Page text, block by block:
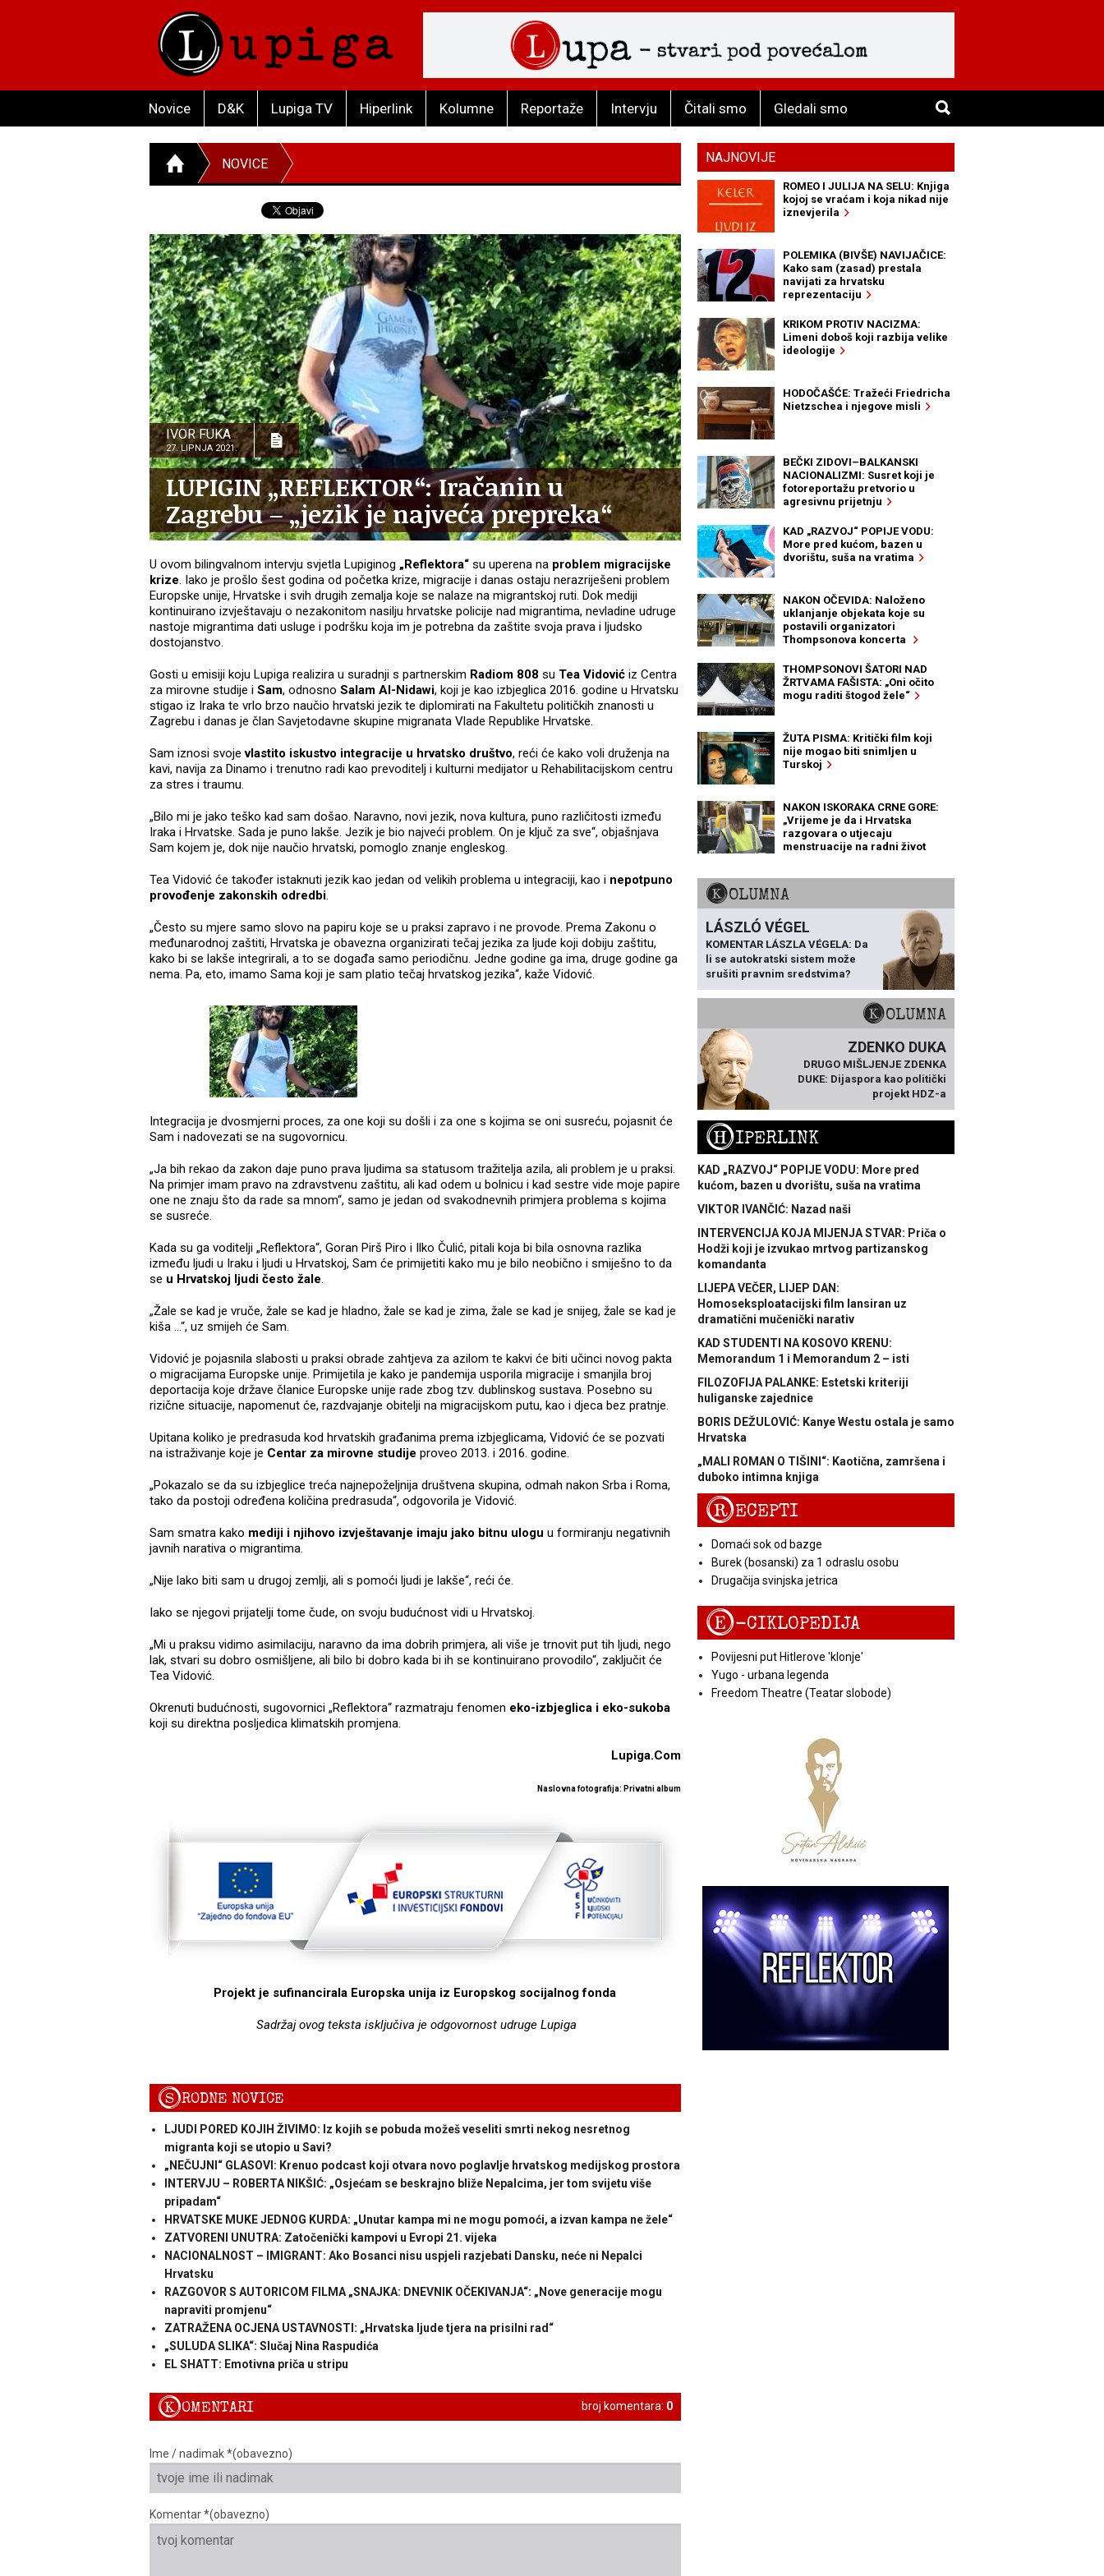
Novice D&K Lupiga TV Hiperlink Kolumne Reportaže Intervju Čitali smo Gledali smo
NOVICE
IVOR FUKA
27. LIPNJA 2021.
LUPIGIN „REFLEKTOR“: Iračanin u
Zagrebu – „jezik je najveća prepreka“
U ovom bilingvalnom intervju svjetla Lupiginog „Reflektora“ su uperena na problem migracijske
krize. Iako je prošlo šest godina od početka krize, migracije i danas ostaju nerazriješeni problem
Europske unije, Hrvatske i svih drugih zemalja koje se nalaze na migrantskoj ruti. Dok mediji
kontinuirano izvještavaju o nezakonitom nasilju hrvatske policije nad migrantima, nevladine udruge
nastoje migrantima dati usluge i podršku koja im je potrebna da zaštite svoja prava i ljudsko
dostojanstvo.
Gosti u emisiji koju Lupiga realizira u suradnji s partnerskim Radiom 808 su Tea Vidović iz Centra
za mirovne studije i Sam, odnosno Salam Al-Nidawi, koji je kao izbjeglica 2016. godine u Hrvatsku
stigao iz Iraka te vrlo brzo naučio hrvatski jezik te diplomirati na Fakultetu političkih znanosti u
Zagrebu i danas je član Savjetodavne skupine migranata Vlade Republike Hrvatske.
Sam iznosi svojevlastito iskustvo integracije u hrvatsko društvo, reći će kako voli druženja na
kavi, navija za Dinamo i trenutno radi kao prevoditelj i kulturni medijator u Rehabilitacijskom centru
za stres i traumu.
„Bilo mi je jako teško kad sam došao. Naravno, novi jezik, nova kultura, puno različitosti između
Iraka i Hrvatske. Sada je puno lakše. Jezik je bio najveći problem. On je ključ za sve“, objašnjava
Sam kojem je, dok nije naučio hrvatski, pomoglo znanje engleskog.
Tea Vidović će također istaknuti jezik kao jedan od velikih problema u integraciji, kao i nepotpuno
provođenje zakonskih odredbi.
„Često su mjere samo slovo na papiru koje se u praksi zapravo i ne provode. Prema Zakonu o
međunarodnoj zaštiti, Hrvatska je obavezna organizirati tečaj jezika za ljude koji dobiju zaštitu,
kako bi se lakše integrirali, a to se događa samo periodičnu. Jedne godine ga ima, druge godine ga
nema. Pa, eto, imamo Sama koji je sam platio tečaj hrvatskog jezika“, kaže Vidović.
Integracija je dvosmjerni proces, za one koji su došli i za one s kojima se oni susreću, pojasnit će
Sam i nadovezati se na sugovornicu.
„Ja bih rekao da zakon daje puno prava ljudima sa statusom tražitelja azila, ali problem je u praksi.
Na primjer imam pravo na zdravstvenu zaštitu, ali kad odem u bolnicu i kad sestre vide moje papire
one ne znaju što da rade sa mnom“, samo je jedan od svakodnevnih primjera problema s kojima
se susreće.
Kada su ga voditelji „Reflektora“, Goran Pirš Piro i Ilko Čulić, pitali koja bi bila osnovna razlika
između ljudi u Iraku i ljudi u Hrvatskoj, Sam će primijetiti kako mu je bilo neobično i smiješno to da
se u Hrvatskoj ljudi često žale.
„Žale se kad je vruče, žale se kad je hladno, žale se kad je zima, žale se kad je snijeg, žale se kad je
kiša …“, uz smijeh će Sam.
Vidović je pojasnila slabosti u praksi obrade zahtjeva za azilom te kakvi će biti učinci novog pakta
o migracijama Europske unije. Primijetila je kako je pandemija usporila migracije i smanjila broj
deportacija koje države članice Europske unije rade zbog tzv. dublinskog sustava. Posebno su
rizične situacije, napomenut će, razdvajanje obitelji na migracijskom putu, kao i djeca bez pratnje.
Upitana koliko je predrasuda kod hrvatskih građanima prema izbjeglicama, Vidović će se pozvati
na istraživanje koje je Centar za mirovne studije proveo 2013. i 2016. godine.
„Pokazalo se da su izbjeglice treća najnepoželjnija društvena skupina, odmah nakon Srba i Roma,
tako da postoji određena količina predrasuda“, odgovorila je Vidović.
Sam smatra kako mediji i njihovo izvještavanje imaju jako bitnu ulogu u formiranju negativnih
javnih narativa o migrantima.
„Nije lako biti sam u drugoj zemlji, ali s pomoći ljudi je lakše“, reći će.
Iako se njegovi prijatelji tome čude, on svoju budućnost vidi u Hrvatskoj.
„Mi u praksu vidimo asimilaciju, naravno da ima dobrih primjera, ali više je trnovit put tih ljudi, nego
lak, stvari su dobro osmišljene, ali bilo bi dobro kada bi ih se kontinuirano provodilo“, zaključit će
Tea Vidović.
Okrenuti budućnosti, sugovornici „Reflektora“ razmatraju fenomen eko-izbjeglica i eko-sukoba
koji su direktna posljedica klimatskih promjena.
Lupiga.Com
Naslovna fotografija: Privatni album
Projekt je sufinancirala Europska unija iz Europskog socijalnog fonda
Sadržaj ovog teksta isključiva je odgovornost udruge Lupiga
SRODNE NOVICE
LJUDI PORED KOJIH ŽIVIMO: Iz kojih se pobuda možeš veseliti smrti nekog nesretnog
migranta koji se utopio u Savi?
„NEČUJNI“ GLASOVI: Krenuo podcast koji otvara novo poglavlje hrvatskog medijskog prostora
INTERVJU – ROBERTA NIKŠIĆ: „Osjećam se beskrajno bliže Nepalcima, jer tom svijetu više
pripadam“
HRVATSKE MUKE JEDNOG KURDA: „Unutar kampa mi ne mogu pomoći, a izvan kampa ne žele“
ZATVORENI UNUTRA: Zatočenički kampovi u Evropi 21. vijeka
NACIONALNOST – IMIGRANT: Ako Bosanci nisu uspjeli razjebati Dansku, neće ni Nepalci
Hrvatsku
RAZGOVOR S AUTORICOM FILMA „SNAJKA: DNEVNIK OČEKIVANJA“: „Nove generacije mogu
napraviti promjenu“
ZATRAŽENA OCJENA USTAVNOSTI: „Hrvatska ljude tjera na prisilni rad“
„SULUDA SLIKA“: Slučaj Nina Raspudića
EL SHATT: Emotivna priča u stripu
broj komentara: 0
KOMENTARI
Ime / nadimak *(obavezno)
Komentar *(obavezno)
NAJNOVIJE
ROMEO I JULIJA NA SELU: Knjiga
kojoj se vraćam i koja nikad nije
iznevjerila
POLEMIKA (BIVŠE) NAVIJAČICE:
Kako sam (zasad) prestala
navijati za hrvatsku
reprezentaciju
KRIKOM PROTIV NACIZMA:
Limeni doboš koji razbija velike
ideologije
HODOČAŠĆE: Tražeći Friedricha
Nietzschea i njegove misli
BEČKI ZIDOVI–BALKANSKI
NACIONALIZMI: Susret koji je
fotoreportažu pretvorio u
agresivnu prijetnju
KAD „RAZVOJ“ POPIJE VODU:
More pred kućom, bazen u
dvorištu, suša na vratima
NAKON OČEVIDA: Naloženo
uklanjanje objekata koje su
postavili organizatori
Thompsonova koncerta
THOMPSONOVI ŠATORI NAD
ŽRTVAMA FAŠISTA: „Oni očito
mogu raditi štogod žele“
ŽUTA PISMA: Kritički film koji
nije mogao biti snimljen u
Turskoj
NAKON ISKORAKA CRNE GORE:
„Vrijeme je da i Hrvatska
razgovara o utjecaju
menstruacije na radni život
KOLUMNA
LÁSZLÓ VÉGEL
KOMENTAR LÁSZLA VÉGELA: Da
li se autokratski sistem može
srušiti pravnim sredstvima?
KOLUMNA
ZDENKO DUKA
DRUGO MIŠLJENJE ZDENKA
DUKE: Dijaspora kao politički
projekt HDZ-a
HIPERLINK
KAD „RAZVOJ“ POPIJE VODU: More pred
kućom, bazen u dvorištu, suša na vratima
VIKTOR IVANČIĆ: Nazad naši
INTERVENCIJA KOJA MIJENJA STVAR: Priča o
Hodži koji je izvukao mrtvog partizanskog
komandanta
LIJEPA VEČER, LIJEP DAN:
Homoseksploatacijski film lansiran uz
dramatični mučenički narativ
KAD STUDENTI NA KOSOVO KRENU:
Memorandum 1 i Memorandum 2 – isti
FILOZOFIJA PALANKE: Estetski kriteriji
huliganske zajednice
BORIS DEŽULOVIĆ: Kanye Westu ostala je samo
Hrvatska
„MALI ROMAN O TIŠINI“: Kaotična, zamršena i
duboko intimna knjiga
RECEPTI
Domaći sok od bazge
Burek (bosanski) za 1 odraslu osobu
Drugačija svinjska jetrica
E-CIKLOPEDIJA
Povijesni put Hitlerove 'klonje'
Yugo - urbana legenda
Freedom Theatre (Teatar slobode)